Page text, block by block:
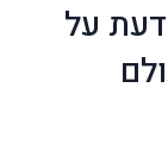
לדעת על